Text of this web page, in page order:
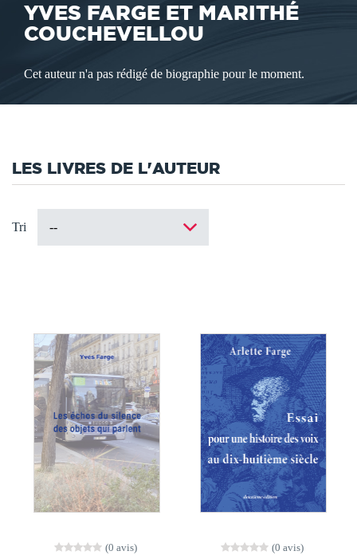
YVES FARGE ET MARITHÉ
COUCHEVELLOU
Cet auteur n'a pas rédigé de biographie pour le moment.
LES LIVRES DE L'AUTEUR
Tri
(0 avis) (0 avis)